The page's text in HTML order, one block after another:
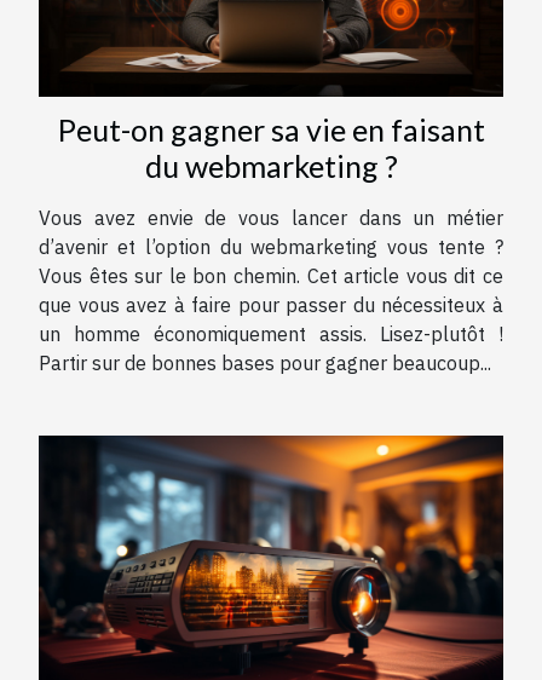
Peut-on gagner sa vie en faisant
du webmarketing ?
Vous avez envie de vous lancer dans un métier
d’avenir et l’option du webmarketing vous tente ?
Vous êtes sur le bon chemin. Cet article vous dit ce
que vous avez à faire pour passer du nécessiteux à
un homme économiquement assis. Lisez-plutôt !
Partir sur de bonnes bases pour gagner beaucoup...